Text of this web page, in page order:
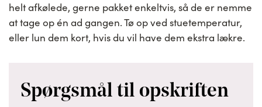
helt afkølede, gerne pakket enkeltvis, så de er nemme
at tage op én ad gangen. Tø op ved stuetemperatur,
eller lun dem kort, hvis du vil have dem ekstra lækre.
Spørgsmål til opskriften